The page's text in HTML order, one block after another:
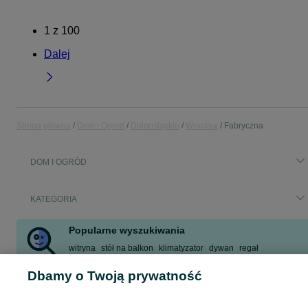
1 z 100
Dalej
Fabryczna
DOM I OGRÓD
KATEGORIA
Popularne wyszukiwania
witryna stół na balkon klimatyzator dywan
regał
Zobacz Więcej
Dbamy o Twoją prywatność